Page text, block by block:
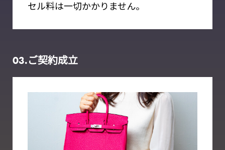
セル料は⼀切かかりません。
03.ご契約成⽴